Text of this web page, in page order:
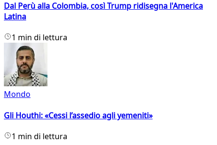
Dal Perù alla Colombia, così Trump ridisegna l'America
Latina
1 min di lettura
Mondo
Gli Houthi: «Cessi l’assedio agli yemeniti»
1 min di lettura